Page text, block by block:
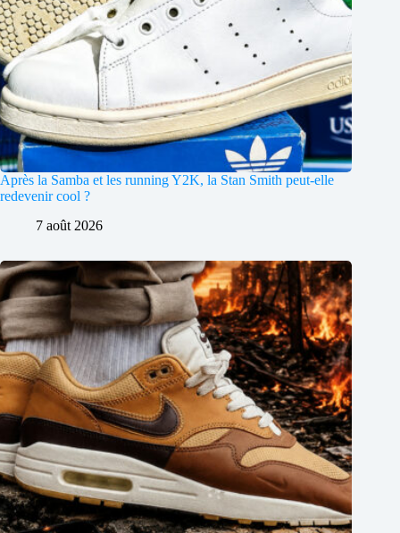
Après la Samba et les running Y2K, la Stan Smith peut-elle
redevenir cool ?
7 août 2026